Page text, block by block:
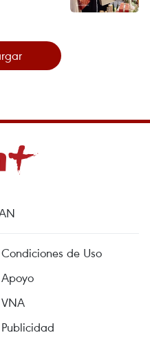
Condiciones de Uso
Apoyo
VNA
Publicidad